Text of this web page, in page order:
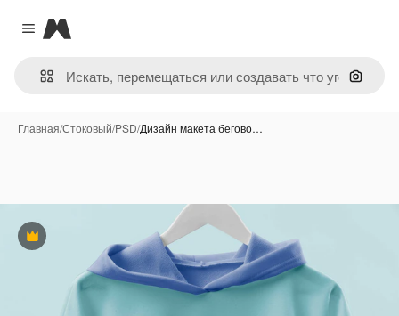
Close menu
Magnific
Поиск
Главная/Стоковый/PSD/Дизайн макета бегово…
Премиум